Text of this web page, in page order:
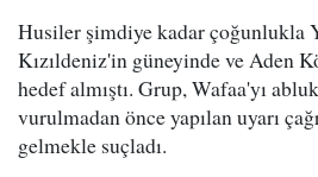
Husiler şimdiye kadar çoğunlukla
Kızıldeniz'in güneyinde ve Aden
hedef almıştı. Grup, Wafaa'yı
vurulmadan önce yapılan uyarı
gelmekle suçladı.